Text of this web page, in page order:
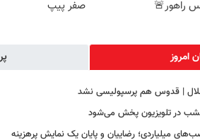
راهور🚨
صفر پیپ
امروز
| قدوس هم پرسپولیسی نشد
در تلویزیون پخش می‌شود
میلیاردی؛ رضاییان و پایان یک نمایش پرهزینه